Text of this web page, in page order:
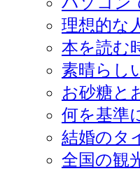
理想的な
本を読む
素晴らし
お砂糖と
何を基準
結婚のタ
全国の観